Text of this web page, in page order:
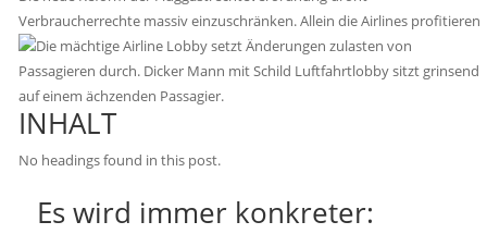
Verbraucherrechte massiv einzuschränken. Allein die Airlines profitieren
INHALT
No headings found in this post.
Es wird immer konkreter: